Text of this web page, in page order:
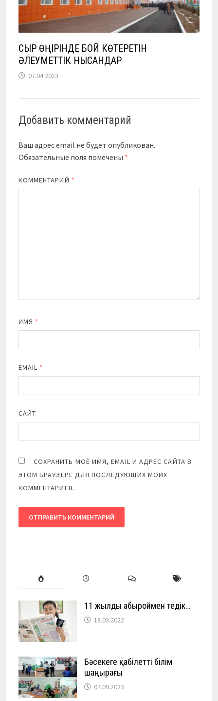
СЫР ӨҢІРІНДЕ БОЙ КӨТЕРЕТІН
ӘЛЕУМЕТТІК НЫСАНДАР
07.04.2023
Добавить комментарий
Ваш адрес email не будет опубликован.
Обязательные поля помечены *
КОММЕНТАРИЙ *
ИМЯ *
EMAIL *
САЙТ
СОХРАНИТЬ МОЁ ИМЯ, EMAIL И АДРЕС САЙТА В
ЭТОМ БРАУЗЕРЕ ДЛЯ ПОСЛЕДУЮЩИХ МОИХ
КОММЕНТАРИЕВ.
11 жылды абыроймен өтедік…
18.03.2022
Бәсекеге қабілетті білім
шаңырағы
07.09.2023